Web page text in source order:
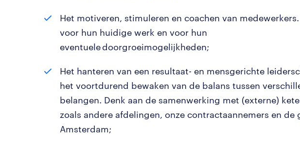
Het motiveren, stimuleren en coachen van
voor hun huidige werk en voor hun
eventuele doorgroeimogelijkheden;
Het hanteren van een resultaat- en mensgerichte
het voortdurend bewaken van de balans tussen
belangen. Denk aan de samenwerking met (externe)
zoals andere afdelingen, onze contractaannemers en de
Amsterdam;